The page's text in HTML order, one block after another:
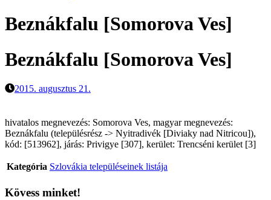
Beznákfalu [Somorova Ves]
Beznákfalu [Somorova Ves]
2015. augusztus 21.
hivatalos megnevezés: Somorova Ves, magyar megnevezés:
Beznákfalu (településrész -> Nyitradivék [Diviaky nad Nitricou]),
kód: [513962], járás: Privigye [307], kerület: Trencséni kerület [3]
Kategória Szlovákia településeinek listája
Kövess minket!